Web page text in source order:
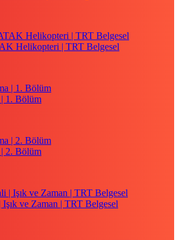
Helikopteri | TRT Belgesel
| 1. Bölüm
| 2. Bölüm
ve Zaman | TRT Belgesel